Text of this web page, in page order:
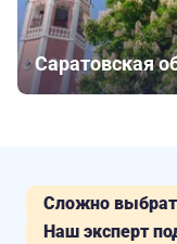
Саратовская
Сложно
Наш эксперт